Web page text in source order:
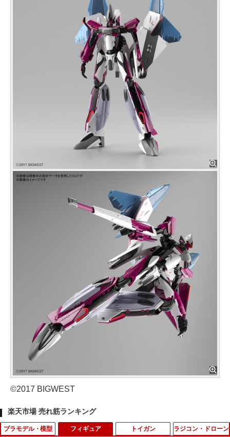
©2017 BIGWEST
楽天市場 売れ筋ランキング
プラモデル・模型 フィギュア トイガン ラジコン・ドローン